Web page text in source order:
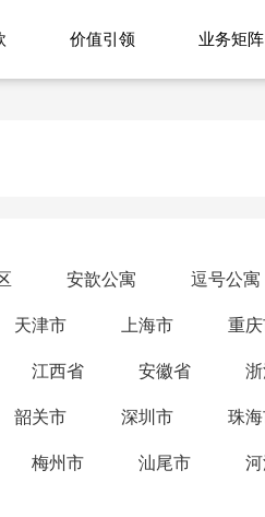
价值引领 业务矩阵
安歆公寓 逗号公寓
天津市 上海市 重
江西省 安徽省
韶关市 深圳市 珠
梅州市 汕尾市